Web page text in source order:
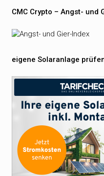
CMC Crypto – Angst- und
eigene Solaranlage